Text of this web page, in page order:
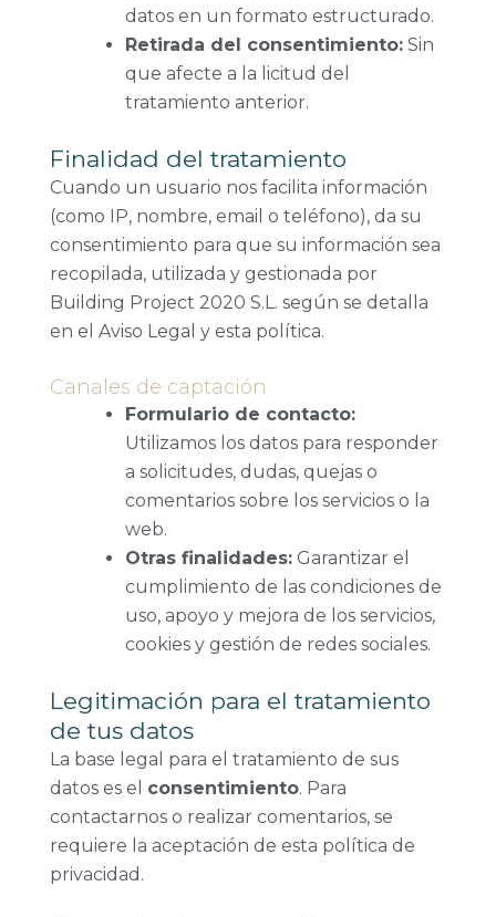
datos en un formato estructurado.
Retirada del consentimiento:Sin
que afecte a la licitud del
tratamiento anterior.
Finalidad del tratamiento
Cuando un usuario nos facilita información
(como IP, nombre, email o teléfono), da su
consentimiento para que su información sea
recopilada, utilizada y gestionada por
Building Project 2020 S.L. según se detalla
en el Aviso Legal y esta política.
Canales de captación
Formulario de contacto:
Utilizamos los datos para responder
a solicitudes, dudas, quejas o
comentarios sobre los servicios o la
web.
Otras finalidades:Garantizar el
cumplimiento de las condiciones de
uso, apoyo y mejora de los servicios,
cookies y gestión de redes sociales.
Legitimación para el tratamiento
de tus datos
La base legal para el tratamiento de sus
datos es el consentimiento. Para
contactarnos o realizar comentarios, se
requiere la aceptación de esta política de
privacidad.